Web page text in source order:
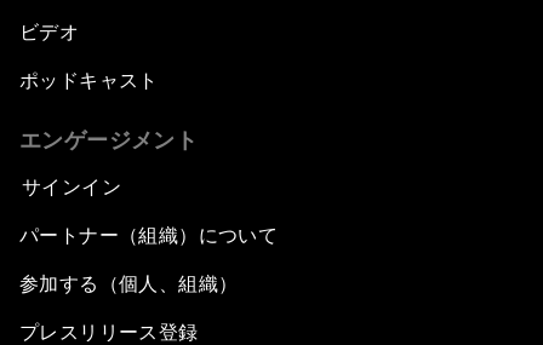
ビデオ
ポッドキャスト
エンゲージメント
サインイン
パートナー（組織）について
参加する（個人、組織）
プレスリリース登録